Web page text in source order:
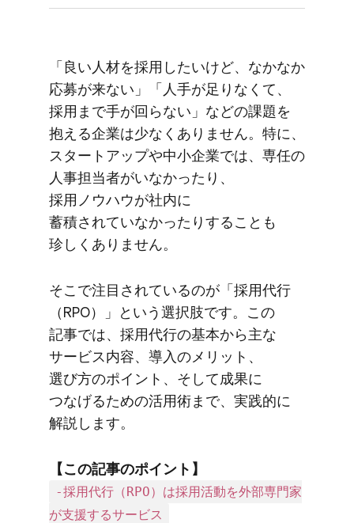
「良い​人材を​採用したいけど、​なかなか​
応募が​来ない」​「人手が​足りなくて、​
採用まで​手が​回らない」などの​課題を​
抱える​企業は​少なく​ありません。​特に、​
スタートアップや​中​小企業では、​専任の​
人事担当者がいなかったり、​
採用ノウハウが​社内に​
蓄積されていなかったりする​ことも​
珍しく​ありません。
そこで​注目されているのが​「採用代行​
（RPO）」と​いう​選択肢です。​この​
記事では、​採用代行の​基本から​主な​
サービス内容、​導入の​メリット、​
選び方の​ポイント、​そして​成果に​
つなげる​ための​活用術まで、​実践的に​
解説します。
【この​記事の​ポイント】
-採用代行（RPO）は採用活動を外部専門家
が支援するサービス